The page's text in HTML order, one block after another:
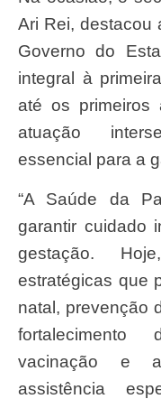
Ari Rei, destacou
Governo do
integral à
até os primeiros
atuação
essencial para a
“A Saúde da Paraíba tem trabalhado para
garantir cuidado
gestação.
estratégicas que
natal, prevenção
fortalecimento
vacinação e
assistência